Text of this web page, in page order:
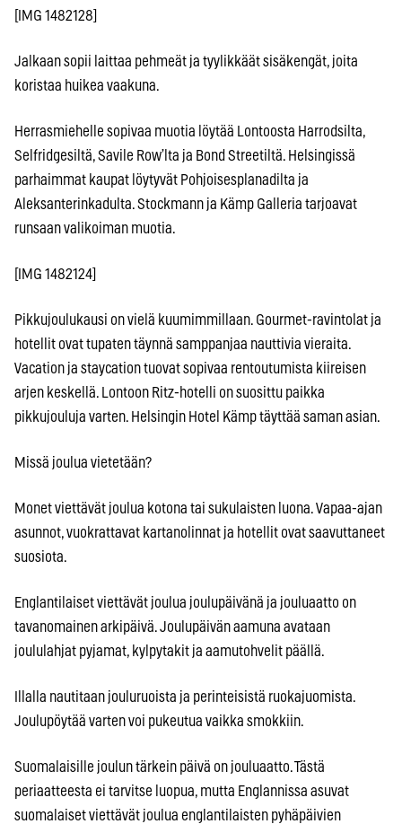
[IMG 1482128]
Jalkaan sopii laittaa pehmeät ja tyylikkäät sisäkengät, joita
koristaa huikea vaakuna.
Herrasmiehelle sopivaa muotia löytää Lontoosta Harrodsilta,
Selfridgesiltä, Savile Row’lta ja Bond Streetiltä. Helsingissä
parhaimmat kaupat löytyvät Pohjoisesplanadilta ja
Aleksanterinkadulta. Stockmann ja Kämp Galleria tarjoavat
runsaan valikoiman muotia.
[IMG 1482124]
Pikkujoulukausi on vielä kuumimmillaan. Gourmet-ravintolat ja
hotellit ovat tupaten täynnä samppanjaa nauttivia vieraita.
Vacation ja staycation tuovat sopivaa rentoutumista kiireisen
arjen keskellä. Lontoon Ritz-hotelli on suosittu paikka
pikkujouluja varten. Helsingin Hotel Kämp täyttää saman asian.
Missä joulua vietetään?
Monet viettävät joulua kotona tai sukulaisten luona. Vapaa-ajan
asunnot, vuokrattavat kartanolinnat ja hotellit ovat saavuttaneet
suosiota.
Englantilaiset viettävät joulua joulupäivänä ja jouluaatto on
tavanomainen arkipäivä. Joulupäivän aamuna avataan
joululahjat pyjamat, kylpytakit ja aamutohvelit päällä.
Illalla nautitaan jouluruoista ja perinteisistä ruokajuomista.
Joulupöytää varten voi pukeutua vaikka smokkiin.
Suomalaisille joulun tärkein päivä on jouluaatto. Tästä
periaatteesta ei tarvitse luopua, mutta Englannissa asuvat
suomalaiset viettävät joulua englantilaisten pyhäpäivien